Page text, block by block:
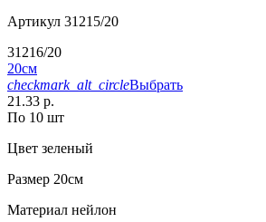
Артикул 31215/20
31216/20
20см
checkmark_alt_circleВыбрать
21.33 р.
По 10 шт
Цвет зеленый
Размер 20см
Материал нейлон